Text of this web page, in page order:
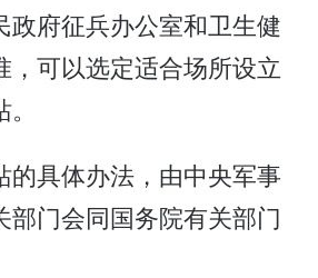
政府征兵办公室和卫生健
，可以选定适合场所设立
的具体办法，由中央军事
部门会同国务院有关部门